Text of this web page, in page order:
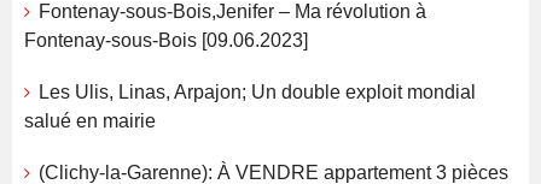
Fontenay-sous-Bois,Jenifer – Ma révolution à
Fontenay-sous-Bois [09.06.2023]
Les Ulis, Linas, Arpajon; Un double exploit mondial
salué en mairie
(Clichy-la-Garenne): À VENDRE appartement 3 pièces